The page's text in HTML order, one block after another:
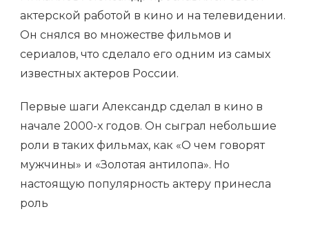
актерской работой в кино и на телевидении.
Он снялся во множестве фильмов и
сериалов, что сделало его одним из самых
известных актеров России.
Первые шаги Александр сделал в кино в
начале 2000-х годов. Он сыграл небольшие
роли в таких фильмах, как «О чем говорят
мужчины» и «Золотая антилопа». Но
настоящую популярность актеру принесла
роль